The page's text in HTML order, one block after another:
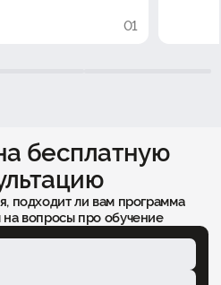
01
бесплатную
подходит ли вам программа
на вопросы про обучение